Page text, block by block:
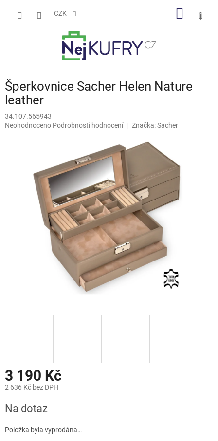
CZK
Šperkovnice Sacher Helen Nature
leather
34.107.565943
Průměrné
hvězdiček.
Neohodnoceno Podrobnosti hodnocení Značka:Sacher
3 190 Kč
2 636 Kč bez DPH
cena:
Na dotaz
Položka byla vyprodána…